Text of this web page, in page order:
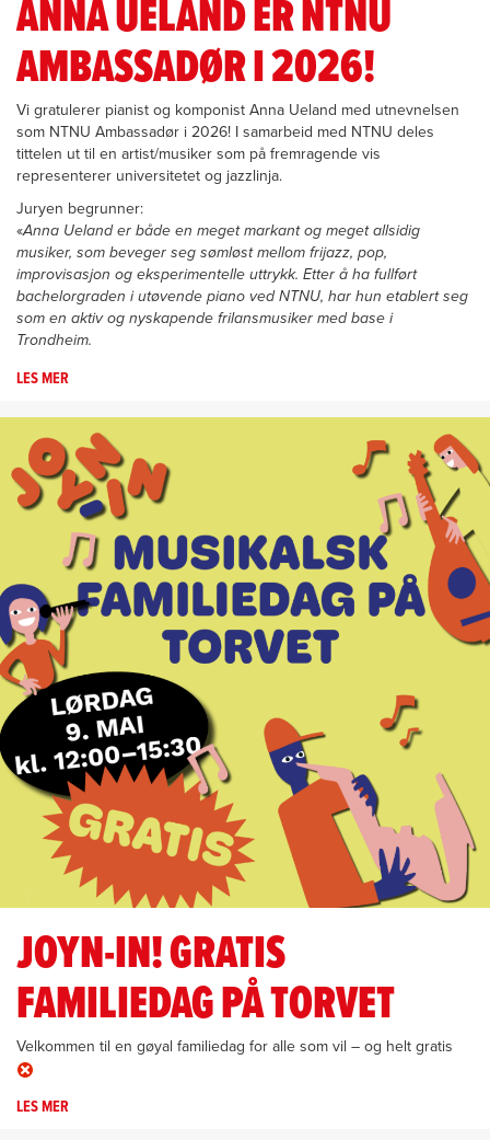
ANNA UELAND ER NTNU
AMBASSADØR I 2026!
Vi gratulerer pianist og komponist Anna Ueland med utnevnelsen
som NTNU Ambassadør i 2026! I samarbeid med NTNU deles
tittelen ut til en artist/musiker som på fremragende vis
representerer universitetet og jazzlinja.
Juryen begrunner:
«Anna Ueland er både en meget markant og meget allsidig
musiker, som beveger seg sømløst mellom frijazz, pop,
improvisasjon og eksperimentelle uttrykk. Etter å ha fullført
bachelorgraden i utøvende piano ved NTNU, har hun etablert seg
som en aktiv og nyskapende frilansmusiker med base i
Trondheim.
LES MER
UELAND
ER
NTNU
AMBASSADØR
I
2026!
JOYN-IN! GRATIS
FAMILIEDAG PÅ TORVET
Velkommen til en gøyal familiedag for alle som vil – og helt gratis
LES MER